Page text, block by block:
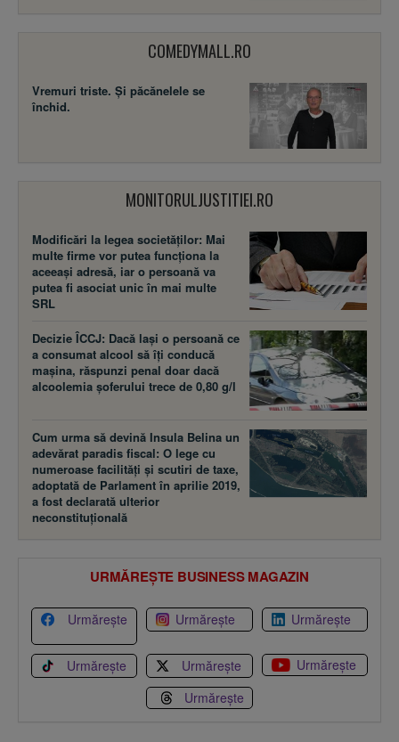
COMEDYMALL.RO
Vremuri triste. Şi păcănelele se
închid.
MONITORULJUSTITIEI.RO
Modificări la legea societăţilor: Mai
multe firme vor putea funcţiona la
aceeaşi adresă, iar o persoană va
putea fi asociat unic în mai multe
SRL
Decizie ÎCCJ: Dacă laşi o persoană ce
a consumat alcool să îţi conducă
maşina, răspunzi penal doar dacă
alcoolemia şoferului trece de 0,80 g/l
Cum urma să devină Insula Belina un
adevărat paradis fiscal: O lege cu
numeroase facilităţi şi scutiri de taxe,
adoptată de Parlament în aprilie 2019,
a fost declarată ulterior
neconstituţională
URMĂREȘTE BUSINESS MAGAZIN
Urmărește Urmărește Urmărește
Urmărește Urmărește
Urmărește
Urmărește